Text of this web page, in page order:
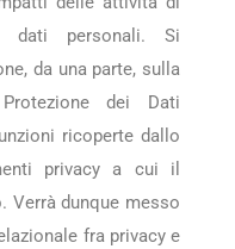
dati personali. Si
da una parte, sulla
dei Dati
ricoperte dallo
privacy a cui il
Verrà dunque messo
fra privacy e